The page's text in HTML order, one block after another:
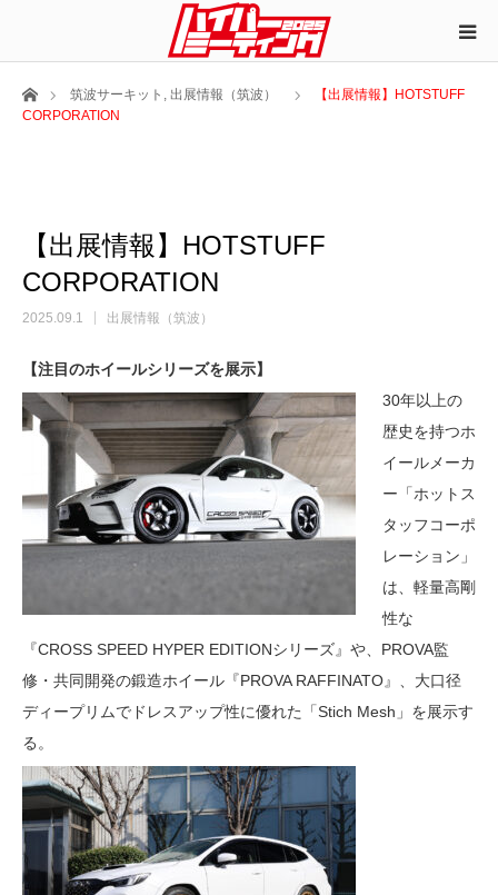
ホーム筑波サーキット , 出展情報（筑波）
【出展情報】HOTSTUFF
CORPORATION
【出展情報】HOTSTUFF
CORPORATION
2025.09.1 出展情報（筑波）
【注目のホイールシリーズを展示】
30年以上の
歴史を持つホ
イールメーカ
ー「ホットス
タッフコーポ
レーション」
は、軽量高剛
性な
『CROSS SPEED HYPER EDITIONシリーズ』や、PROVA監
修・共同開発の鍛造ホイール『PROVA RAFFINATO』、大口径
ディープリムでドレスアップ性に優れた「Stich Mesh」を展示す
る。